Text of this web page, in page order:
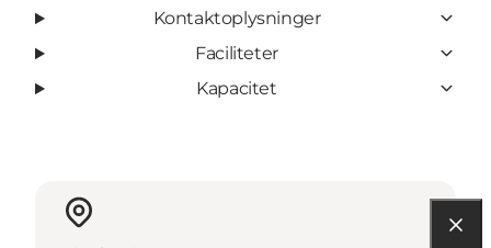
Kontaktoplysninger
Faciliteter
Kapacitet